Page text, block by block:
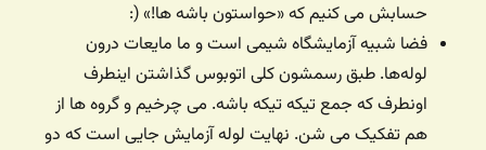
حسابش می کنیم که «حواستون باشه ها!» (:
فضا شبیه آزمایشگاه شیمی است و ما مایعات درون
لوله‌ها. طبق رسمشون کلی اتوبوس گذاشتن اینطرف
اونطرف که جمع تیکه تیکه باشه. می چرخیم و گروه ها از
هم تفکیک می شن. نهایت لوله آزمایش جایی است که دو